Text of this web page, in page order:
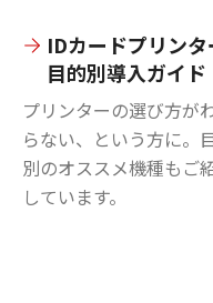
IDカードプリンタ
目的別導入ガイド
プリンターの選び方が
らない、という方に。
別のオススメ機種もご
しています。